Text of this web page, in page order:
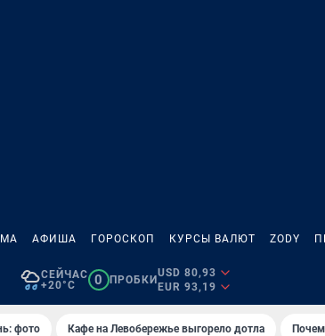
АФИША ГОРОСКОП КУРСЫ ВАЛЮТ ZODY
СЕЙЧАС
+20°C
0 ПРОБКИ
USD 80,93
EUR 93,19
фото Кафе на Левобережье выгорело дотла